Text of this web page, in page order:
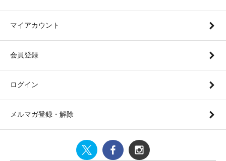
マイアカウント
会員登録
ログイン
メルマガ登録・解除